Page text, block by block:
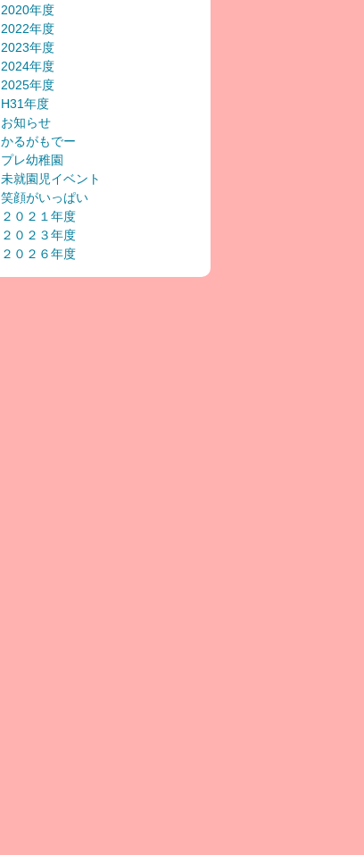
2020年度
2022年度
2023年度
2024年度
2025年度
H31年度
お知らせ
かるがもでー
プレ幼稚園
未就園児イベント
笑顔がいっぱい
２０２１年度
２０２３年度
２０２６年度